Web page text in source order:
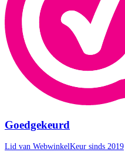
Goedgekeurd
Lid van WebwinkelKeur sinds 2019